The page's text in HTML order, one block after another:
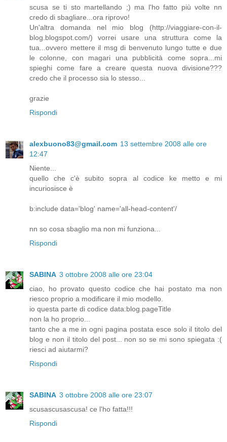
scusa se ti sto martellando ;) ma l'ho fatto più volte nn
credo di sbagliare...ora riprovo!
Un'altra domanda nel mio blog (http://viaggiare-con-il-
blog.blogspot.com/) vorrei usare una struttura come la
tua...ovvero mettere il msg di benvenuto lungo tutte e due
le colonne, con magari una pubblicità come sopra...mi
spieghi come fare a creare questa nuova divisione???
credo che il processo sia lo stesso...
grazie
Rispondi
alexbuono83@gmail.com 13 settembre 2008 alle ore
12:47
Niente...
quello che c'è subito sopra al codice ke metto e mi
incuriosisce è
b:include data='blog' name='all-head-content'/
nn so cosa sbaglio ma non mi funziona...
Rispondi
SABINA 3 ottobre 2008 alle ore 23:04
ciao, ho provato questo codice che hai postato ma non
riesco proprio a modificare il mio modello.
io questa parte di codice data:blog.pageTitle
non la ho proprio...
tanto che a me in ogni pagina postata esce solo il titolo del
blog e non il titolo del post... non so se mi sono spiegata :(
riesci ad aiutarmi?
Rispondi
SABINA 3 ottobre 2008 alle ore 23:07
scusascusascusa! ce l'ho fatta!!!
Rispondi